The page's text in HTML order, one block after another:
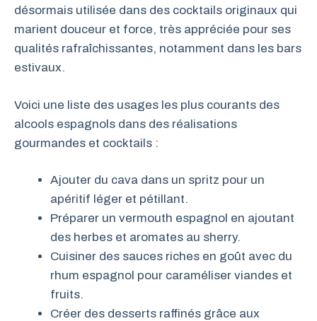
désormais utilisée dans des cocktails originaux qui
marient douceur et force, très appréciée pour ses
qualités rafraîchissantes, notamment dans les bars
estivaux.
Voici une liste des usages les plus courants des
alcools espagnols dans des réalisations
gourmandes et cocktails :
Ajouter du cava dans un spritz pour un
apéritif léger et pétillant.
Préparer un vermouth espagnol en ajoutant
des herbes et aromates au sherry.
Cuisiner des sauces riches en goût avec du
rhum espagnol pour caraméliser viandes et
fruits.
Créer des desserts raffinés grâce aux